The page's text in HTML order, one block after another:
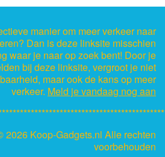
manier om meer verkeer naar
Dan is deze linksite misschien
waar je naar op zoek bent! Door je
bij deze linksite, vergroot je niet
maar ook de kans op meer
verkeer. Meld je vandaag nog aan
2026 Koop-Gadgets.nl Alle rechten
voorbehouden